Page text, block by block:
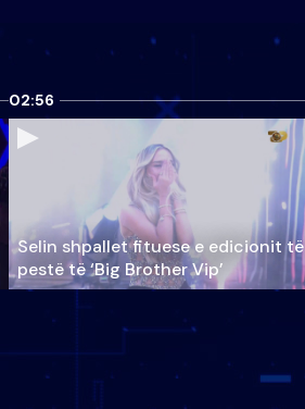
02:56
Selin shpallet fituese e edicionit të
pestë të ‘Big Brother Vip’